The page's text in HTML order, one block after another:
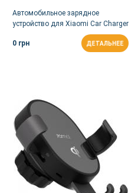
Автомобильное зарядное
устройство для Xiaomi Car Charger
0 грн
ДЕТАЛЬНЕЕ